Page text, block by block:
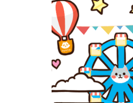
►【限時
砂送無
越多
►【超級
夏季限定
►無敵凍
享85折!!】